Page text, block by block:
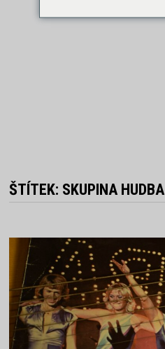
ŠTÍTEK: SKUPINA HUDBA